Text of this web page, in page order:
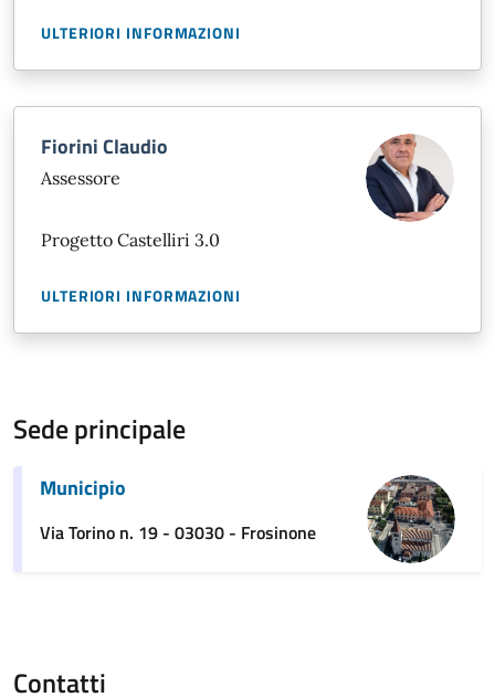
ULTERIORI INFORMAZIONI
Fiorini Claudio
Assessore
Progetto Castelliri 3.0
ULTERIORI INFORMAZIONI
Sede principale
Municipio
Via Torino n. 19 - 03030 - Frosinone
Contatti